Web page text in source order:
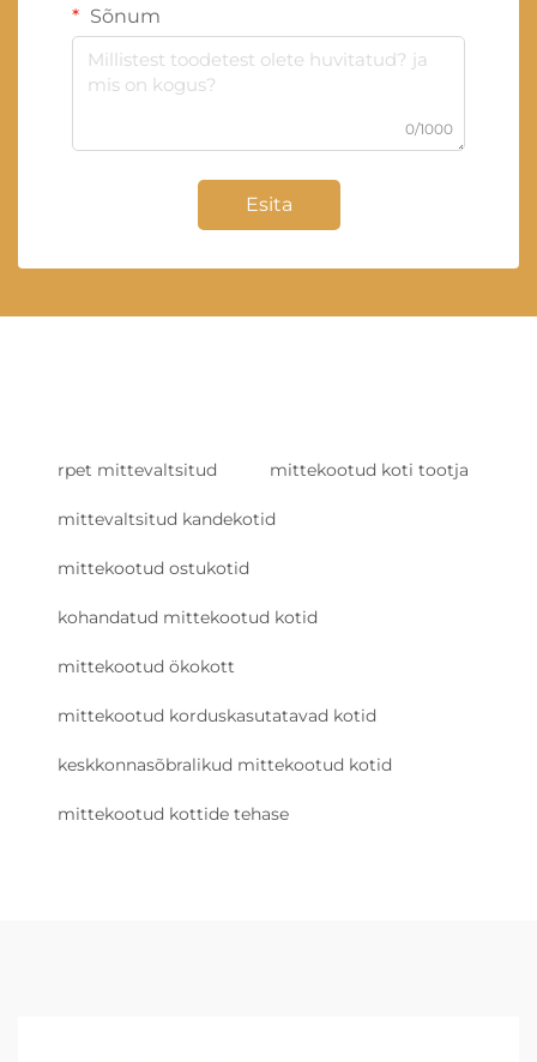
Sõnum
0/1000
Esita
rpet mittevaltsitud mittekootud koti tootja
mittevaltsitud kandekotid
mittekootud ostukotid
kohandatud mittekootud kotid
mittekootud ökokott
mittekootud korduskasutatavad kotid
keskkonnasõbralikud mittekootud kotid
mittekootud kottide tehase